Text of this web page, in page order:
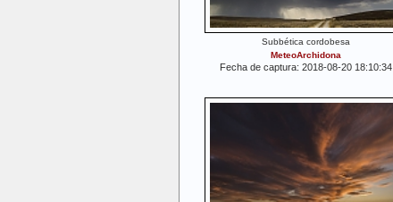
Subbética cordobesa
MeteoArchidona
Fecha de captura: 2018-08-20 18:10:34